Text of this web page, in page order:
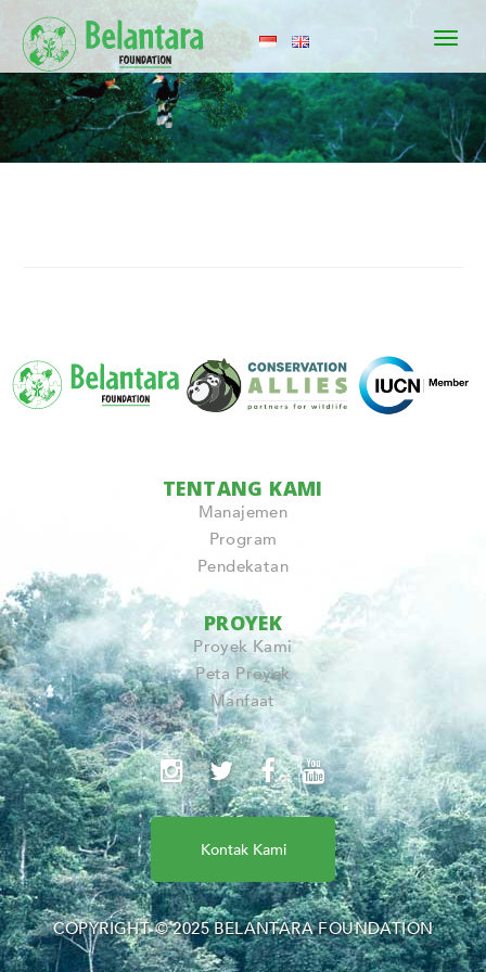
TENTANG KAMI
Manajemen
Program
Pendekatan
PROYEK
Proyek Kami
Peta Proyek
Manfaat
Kontak Kami
COPYRIGHT © 2025 BELANTARA FOUNDATION